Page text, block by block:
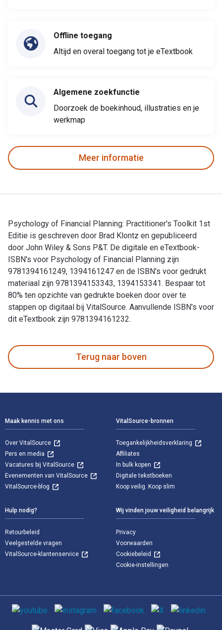
Offline toegang
Altijd en overal toegang tot je eTextbook
Algemene zoekfunctie
Doorzoek de boekinhoud, illustraties en je
werkmap
Meer informatie
Psychology of Financial Planning: Practitioner's Toolkit 1st
Editie is geschreven door Brad Klontz en gepubliceerd
door John Wiley & Sons P&T. De digitale en eTextbook-
ISBN's voor Psychology of Financial Planning zijn
9781394161249, 1394161247 en de ISBN's voor gedrukt
materiaal zijn 9781394153343, 1394153341. Bespaar tot
80% ten opzichte van gedrukte boeken door over te
stappen op digitaal bij VitalSource. Aanvullende ISBN's voor
dit eTextbook zijn 9781394161232.
Terug naar boven
Maak kennis met ons
Over VitalSource
Pers en media
Vacatures bij VitalSource
Evenementen van VitalSource
VitalSource-blog
VitalSource-bronnen
Toegankelijkheidsverklaring
Affiliates
In bulk kopen
Digitale tekstboeken
Koop veilig. Koop slim
Hulp nodig?
Retourbeleid
Veelgestelde vragen
VitalSource-klantenservice
Wij vinden jouw veiligheid belangrijk
Privacy
Voorwaarden
Cookiebeleid
Cookie-instellingen
Sociale media